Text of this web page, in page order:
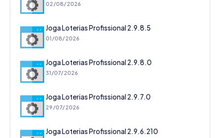
02/08/2026
Joga Loterias Profissional 2.9.8.5
01/08/2026
Joga Loterias Profissional 2.9.8.0
31/07/2026
Joga Loterias Profissional 2.9.7.0
29/07/2026
Joga Loterias Profissional 2.9.6.210